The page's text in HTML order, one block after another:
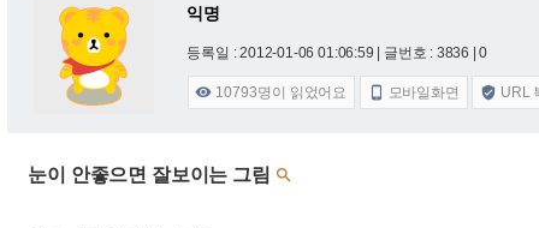
익명
등록일 : 2012-01-06 01:06:59 | 글번호 : 3836 | 0
 10793명이 읽었어요  모바일화면  URL
눈이 안좋으면 잘보이는 그림 